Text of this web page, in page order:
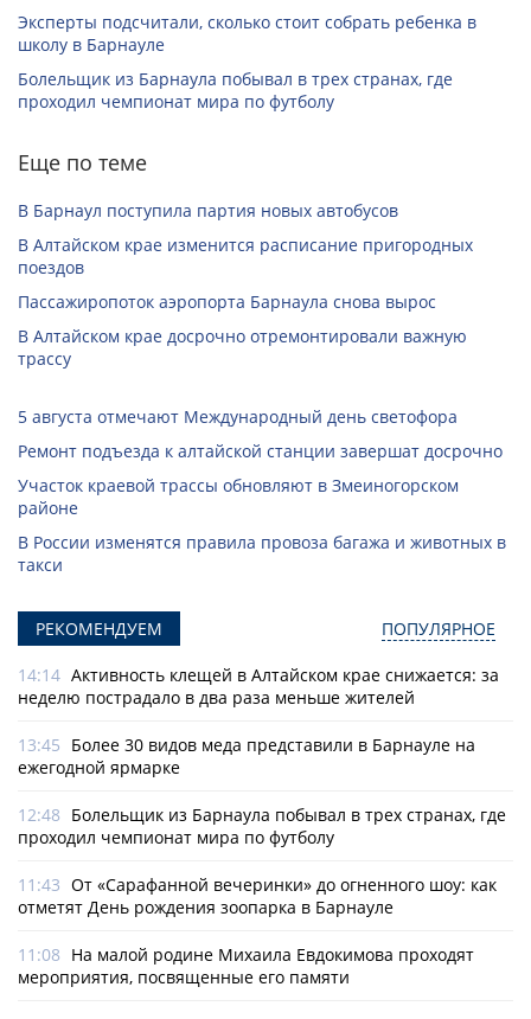
Эксперты подсчитали, сколько стоит собрать ребенка в
школу в Барнауле
Болельщик из Барнаула побывал в трех странах, где
проходил чемпионат мира по футболу
Еще по теме
В Барнаул поступила партия новых автобусов
В Алтайском крае изменится расписание пригородных
поездов
Пассажиропоток аэропорта Барнаула снова вырос
В Алтайском крае досрочно отремонтировали важную
трассу
5 августа отмечают Международный день светофора
Ремонт подъезда к алтайской станции завершат досрочно
Участок краевой трассы обновляют в Змеиногорском
районе
В России изменятся правила провоза багажа и животных в
такси
РЕКОМЕНДУЕМ ПОПУЛЯРНОЕ
14:14 Активность клещей в Алтайском крае снижается: за
неделю пострадало в два раза меньше жителей
13:45 Более 30 видов меда представили в Барнауле на
ежегодной ярмарке
12:48 Болельщик из Барнаула побывал в трех странах, где
проходил чемпионат мира по футболу
11:43 От «Сарафанной вечеринки» до огненного шоу: как
отметят День рождения зоопарка в Барнауле
11:08 На малой родине Михаила Евдокимова проходят
мероприятия, посвященные его памяти